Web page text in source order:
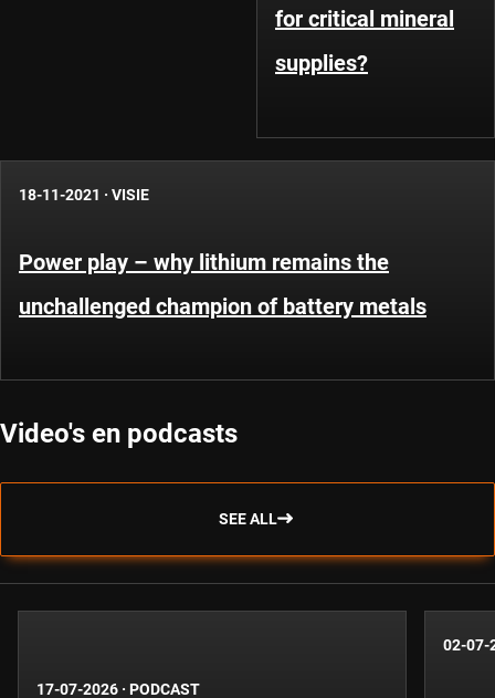
for critical mineral
supplies?
18-11-2021 · VISIE
Power play – why lithium remains the
unchallenged champion of battery metals
Video's en podcasts
SEE ALL
17-07-2026 · PODCAST
02-07-